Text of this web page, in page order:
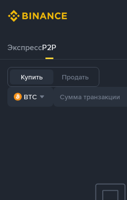
ЭкспрессP2P
Купить Продать
BTC